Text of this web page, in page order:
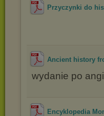
Przyczynki do
Ancient history
wydanie po
Encyklopedia